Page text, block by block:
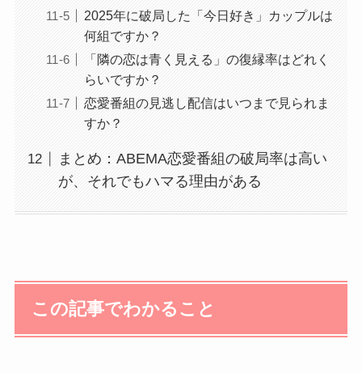
2025年に破局した「今日好き」カップルは
何組ですか？
「隣の恋は青く見える」の復縁率はどれく
らいですか？
恋愛番組の見逃し配信はいつまで見られま
すか？
まとめ：ABEMA恋愛番組の破局率は高い
が、それでもハマる理由がある
この記事でわかること